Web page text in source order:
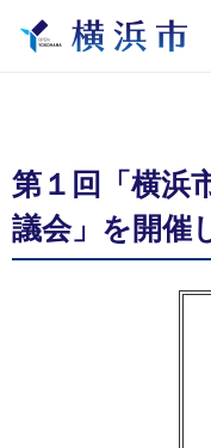
第１回「横浜
議会」を開催